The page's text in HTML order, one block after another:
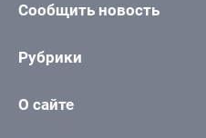
Сообщить новость
Рубрики
О сайте